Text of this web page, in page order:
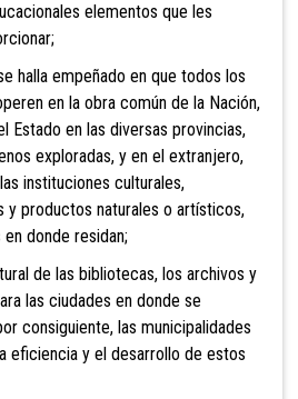
elementos que les
halla empeñado en que todos los
en la obra común de la Nación,
Estado en las diversas provincias,
exploradas, y en el extranjero,
instituciones culturales,
y productos naturales o artísticos,
donde residan;
de las bibliotecas, los archivos y
las ciudades en donde se
consiguiente, las municipalidades
eficiencia y el desarrollo de estos